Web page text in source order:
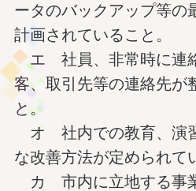
ータのバックアップ等の
計画されていること。
エ 社員、非常時に連
客、取引先等の連絡先が
と。
オ 社内での教育、演
な改善方法が定められて
カ 市内に立地する事